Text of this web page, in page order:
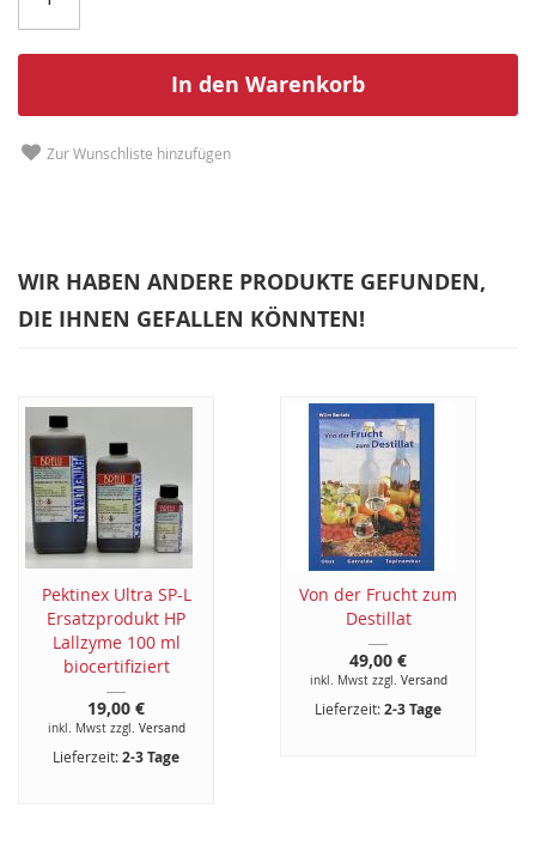
In den Warenkorb
Zur Wunschliste hinzufügen
WIR HABEN ANDERE PRODUKTE GEFUNDEN,
DIE IHNEN GEFALLEN KÖNNTEN!
Pektinex Ultra SP-L
Ersatzprodukt HP
Lallzyme 100 ml
biocertifiziert
19,00 €
inkl. Mwst zzgl. Versand
Lieferzeit:2-3 Tage
Von der Frucht zum
Destillat
49,00 €
inkl. Mwst zzgl. Versand
Lieferzeit:2-3 Tage